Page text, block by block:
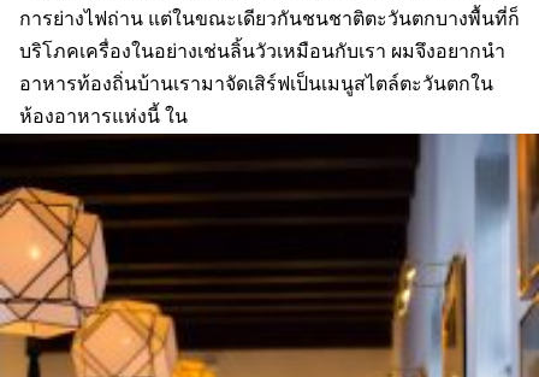
การย่างไฟถ่าน แต่ในขณะเดียวกันชนชาติตะวันตกบางพื้นที่ก็
บริโภคเครื่องในอย่างเช่นลิ้นวัวเหมือนกับเรา ผมจึงอยากนำ
อาหารท้องถิ่นบ้านเรามาจัดเสิร์ฟเป็นเมนูสไตล์ตะวันตกใน
ห้องอาหารแห่งนี้ ใน